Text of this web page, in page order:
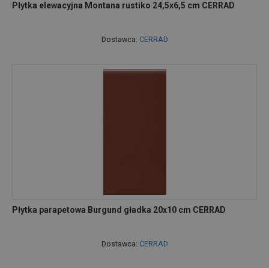
Płytka elewacyjna Montana rustiko 24,5x6,5 cm CERRAD
Dostawca: CERRAD
Płytka parapetowa Burgund gładka 20x10 cm CERRAD
Dostawca: CERRAD